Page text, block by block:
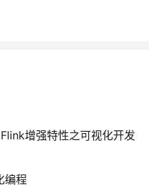
增强特性之可视化开发
编程